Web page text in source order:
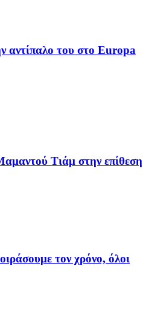
του στο Europa
Τιάμ στην επίθεση
τον χρόνο, όλοι